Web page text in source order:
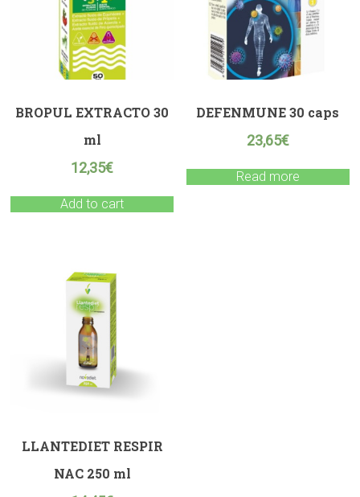
BROPUL EXTRACTO 30
ml
12,35€
Add to cart
DEFENMUNE 30 caps
23,65€
Read more
LLANTEDIET RESPIR
NAC 250 ml